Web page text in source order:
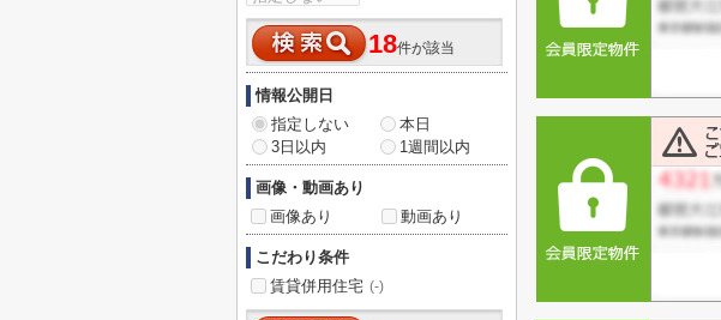
18件が該当
情報公開日
指定しない
本日
3日以内
1週間以内
画像・動画あり
画像あり
動画あり
こだわり条件
賃貸併用住宅 (-)